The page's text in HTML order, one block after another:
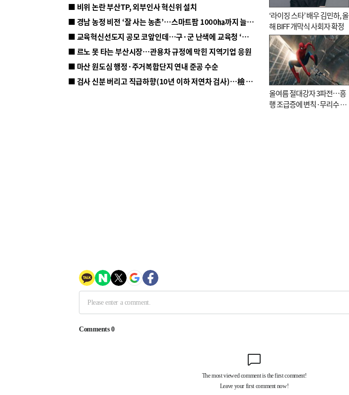
■ 비위 논란 부산TP, 외부인사 혁신위 설치
■ 경남 농정 비전 ‘잘 사는 농촌’…스마트팜 1000㏊까지 늘린다
■ 교육혁신선도지 공모 코앞인데…구·군 난색에 교육청 ‘쩔쩔’
■ 르노 못 타는 부산시장…관용차 규정에 막힌 지역기업 응원
■ 마산 원도심 행정·주거복합단지 연내 준공 수순
■ 검사 신분 버리고 직급하향(10년 이하 저연차 검사)…檢 중수청행 기피
‘라이징 스타’ 배우 김민하, 올
해 BIFF 개막식 사회자 확정
올여름 절대강자 3파전…흥
행 조급증에 변칙·무리수 마